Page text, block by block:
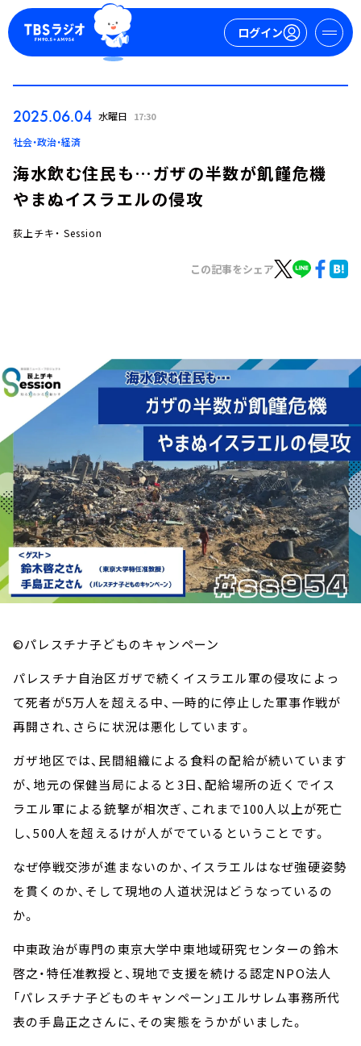
ログイン
お知らせ
イベント・グッズ
YouTube
会社情報
2025.06.04 水曜日 17:30
社会・政治・経済
海水飲む住民も…ガザの半数が飢饉危機
やまぬイスラエルの侵攻
荻上チキ・ Session
この記事をシェア
©パレスチナ子どものキャンペーン
パレスチナ自治区ガザで続くイスラエル軍の侵攻によっ
て死者が5万人を超える中、一時的に停止した軍事作戦が
再開され、さらに状況は悪化しています。
ガザ地区では、民間組織による食料の配給が続いています
が、地元の保健当局によると3日、配給場所の近くでイス
ラエル軍による銃撃が相次ぎ、これまで100人以上が死亡
し、500人を超えるけが人がでているということです。
なぜ停戦交渉が進まないのか、イスラエルはなぜ強硬姿勢
を貫くのか、そして現地の人道状況はどうなっているの
か。
中東政治が専門の東京大学中東地域研究センターの鈴木
啓之・特任准教授と、現地で支援を続ける認定NPO法人
「パレスチナ子どものキャンペーン」エルサレム事務所代
表の手島正之さんに、その実態をうかがいました。